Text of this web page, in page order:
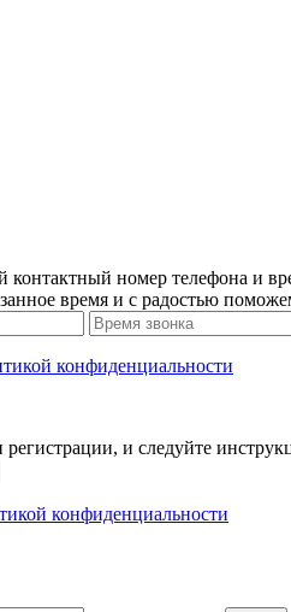
контактный номер телефона и
время и с радостью
конфиденциальности
и следуйте
конфиденциальности